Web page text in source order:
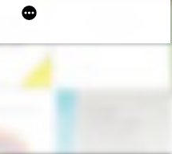
edukacji kulturalnej.